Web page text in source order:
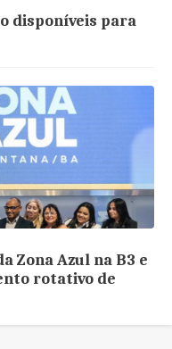
disponíveis para
Zona Azul na B3 e
rotativo de